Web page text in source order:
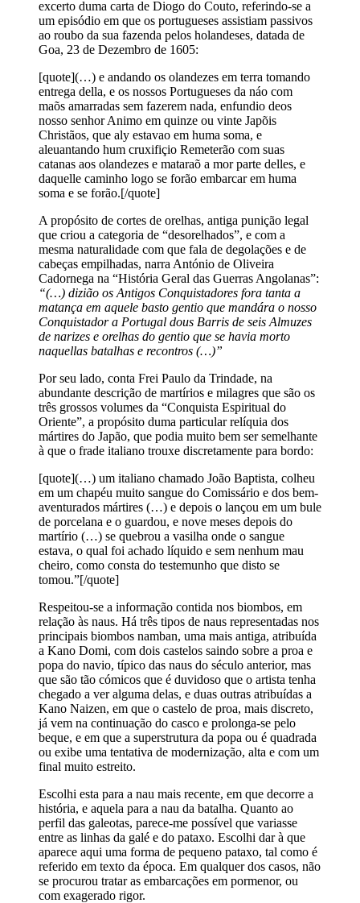
excerto duma carta de Diogo do Couto, referindo-se a
um episódio em que os portugueses assistiam passivos
ao roubo da sua fazenda pelos holandeses, datada de
Goa, 23 de Dezembro de 1605:
[quote](…) e andando os olandezes em terra tomando
entrega della, e os nossos Portugueses da náo com
maõs amarradas sem fazerem nada, enfundio deos
nosso senhor Animo em quinze ou vinte Japõis
Christãos, que aly estavao em huma soma, e
aleuantando hum cruxifiçio Remeterão com suas
catanas aos olandezes e mataraõ a mor parte delles, e
daquelle caminho logo se forão embarcar em huma
soma e se forão.[/quote]
A propósito de cortes de orelhas, antiga punição legal
que criou a categoria de “desorelhados”, e com a
mesma naturalidade com que fala de degolações e de
cabeças empilhadas, narra António de Oliveira
Cadornega na “História Geral das Guerras Angolanas”:
“(…) dizião os Antigos Conquistadores fora tanta a
matança em aquele basto gentio que mandára o nosso
Conquistador a Portugal dous Barris de seis Almuzes
de narizes e orelhas do gentio que se havia morto
naquellas batalhas e recontros (…)”
Por seu lado, conta Frei Paulo da Trindade, na
abundante descrição de martírios e milagres que são os
três grossos volumes da “Conquista Espiritual do
Oriente”, a propósito duma particular relíquia dos
mártires do Japão, que podia muito bem ser semelhante
à que o frade italiano trouxe discretamente para bordo:
[quote](…) um italiano chamado João Baptista, colheu
em um chapéu muito sangue do Comissário e dos bem-
aventurados mártires (…) e depois o lançou em um bule
de porcelana e o guardou, e nove meses depois do
martírio (…) se quebrou a vasilha onde o sangue
estava, o qual foi achado líquido e sem nenhum mau
cheiro, como consta do testemunho que disto se
tomou.”[/quote]
Respeitou-se a informação contida nos biombos, em
relação às naus. Há três tipos de naus representadas nos
principais biombos namban, uma mais antiga, atribuída
a Kano Domi, com dois castelos saindo sobre a proa e
popa do navio, típico das naus do século anterior, mas
que são tão cómicos que é duvidoso que o artista tenha
chegado a ver alguma delas, e duas outras atribuídas a
Kano Naizen, em que o castelo de proa, mais discreto,
já vem na continuação do casco e prolonga-se pelo
beque, e em que a superstrutura da popa ou é quadrada
ou exibe uma tentativa de modernização, alta e com um
final muito estreito.
Escolhi esta para a nau mais recente, em que decorre a
história, e aquela para a nau da batalha. Quanto ao
perfil das galeotas, parece-me possível que variasse
entre as linhas da galé e do pataxo. Escolhi dar à que
aparece aqui uma forma de pequeno pataxo, tal como é
referido em texto da época. Em qualquer dos casos, não
se procurou tratar as embarcações em pormenor, ou
com exagerado rigor.